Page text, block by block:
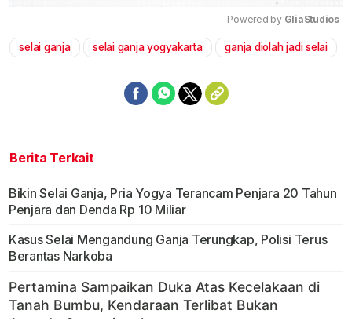
Mute
Powered by GliaStudios
selai ganja selai ganja yogyakarta ganja diolah jadi selai
Berita Terkait
Bikin Selai Ganja, Pria Yogya Terancam Penjara 20 Tahun
Penjara dan Denda Rp 10 Miliar
Kasus Selai Mengandung Ganja Terungkap, Polisi Terus
Berantas Narkoba